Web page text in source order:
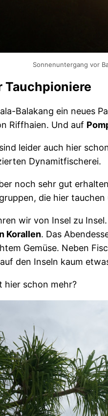
Sonnenuntergang vor
Tauchpioniere
Balakang ein neues
Riffhaien. Und auf
leider auch hier
Dynamitfischerei.
noch sehr gut
die hier tauchen
wir von Insel zu
Korallen. Das
Gemüse. Neben
den Inseln kaum
hier schon mehr?